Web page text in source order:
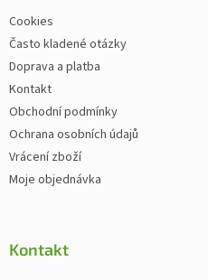
Cookies
Často kladené otázky
Doprava a platba
Kontakt
Obchodní podmínky
Ochrana osobních údajů
Vrácení zboží
Moje objednávka
Kontakt